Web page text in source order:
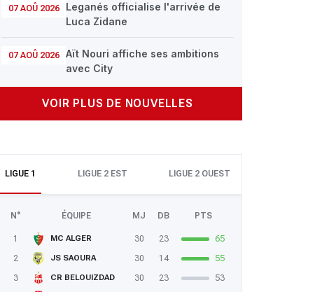
07 AOÛ 2026
Leganés officialise l'arrivée de
Luca Zidane
07 AOÛ 2026
Aït Nouri affiche ses ambitions
avec City
VOIR PLUS DE NOUVELLES
LIGUE 1 LIGUE 2 EST LIGUE 2 OUEST
N° ÉQUIPE MJ DB PTS
1 MC ALGER 30 23
65
2
JS SAOURA 30 14
55
3
CR BELOUIZDAD 30 23
53